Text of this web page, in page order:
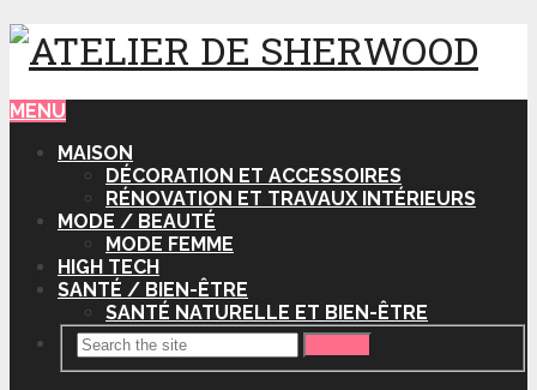
MENU
MAISON
DÉCORATION ET ACCESSOIRES
RÉNOVATION ET TRAVAUX INTÉRIEURS
MODE / BEAUTÉ
MODE FEMME
HIGH TECH
SANTÉ / BIEN-ÊTRE
SANTÉ NATURELLE ET BIEN-ÊTRE